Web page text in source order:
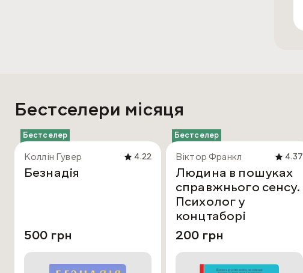
Бестселери місяця
Бестселер
Коллін Гувер 4.22
Безнадія
500 грн
Бестселер
Віктор Франкл 4.37
Людина в пошуках
справжнього сенсу.
Психолог у
концтаборі
200 грн